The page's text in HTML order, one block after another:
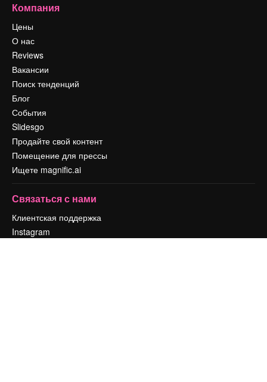
Компания
Цены
О нас
Reviews
Вакансии
Поиск тенденций
Блог
События
Slidesgo
Продайте свой контент
Помещение для прессы
Ищете magnific.ai
Связаться с нами
Клиентская поддержка
Instagram